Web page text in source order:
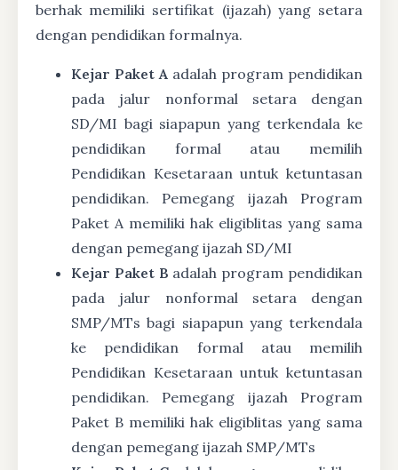
berhak memiliki sertifikat (ijazah) yang setara
dengan pendidikan formalnya.
Kejar Paket A adalah program pendidikan
pada jalur nonformal setara dengan
SD/MI bagi siapapun yang terkendala ke
pendidikan formal atau memilih
Pendidikan Kesetaraan untuk ketuntasan
pendidikan. Pemegang ijazah Program
Paket A memiliki hak eligiblitas yang sama
dengan pemegang ijazah SD/MI
Kejar Paket B adalah program pendidikan
pada jalur nonformal setara dengan
SMP/MTs bagi siapapun yang terkendala
ke pendidikan formal atau memilih
Pendidikan Kesetaraan untuk ketuntasan
pendidikan. Pemegang ijazah Program
Paket B memiliki hak eligiblitas yang sama
dengan pemegang ijazah SMP/MTs